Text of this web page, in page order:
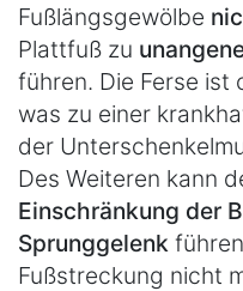
Fußlängsgewölbe
Plattfuß zu
führen. Die Ferse ist
was zu einer
der
Des Weiteren kann
Einschränkung der
Sprunggelenk
Fußstreckung nicht